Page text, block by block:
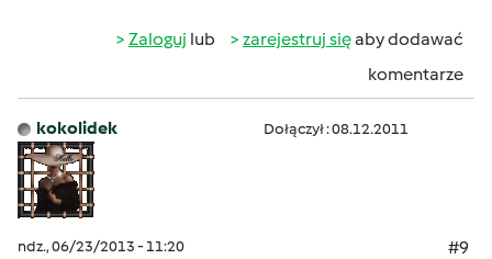
Zaloguj lub zarejestruj sięaby dodawać
komentarze
kokolidek Dołączył : 08.12.2011
ndz., 06/23/2013 - 11:20
#9